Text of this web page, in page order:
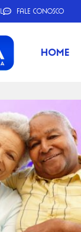
Fale Conosco
Home